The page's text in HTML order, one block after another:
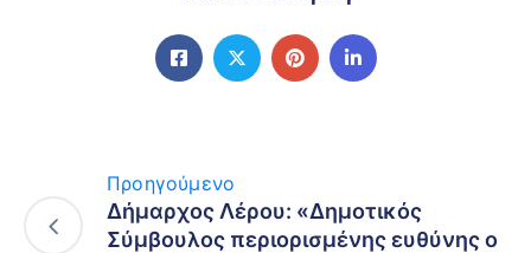
Προηγούμενο
Δήμαρχος Λέρου: «Δημοτικός
Σύμβουλος περιορισμένης ευθύνης ο